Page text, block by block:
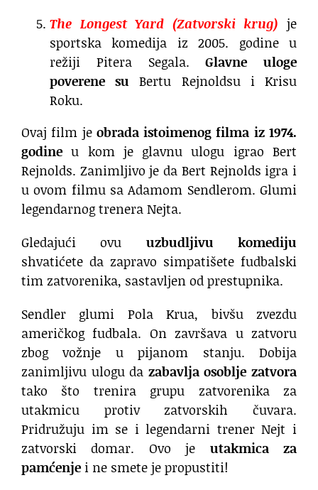
The Longest Yard (Zatvorski krug) je
sportska komedija iz 2005. godine u
režiji Pitera Segala.Glavne uloge
poverene suBertu Rejnoldsu i Krisu
Roku.
Ovaj film je obrada istoimenog filma iz 1974.
godine u kom je glavnu ulogu igrao Bert
Rejnolds. Zanimljivo je da Bert Rejnolds igra i
u ovom filmu sa Adamom Sendlerom. Glumi
legendarnog trenera Nejta.
Gledajući ovu uzbudljivu komediju
shvatićete da zapravo simpatišete fudbalski
tim zatvorenika, sastavljen od prestupnika.
Sendler glumi Pola Krua, bivšu zvezdu
američkog fudbala. On završava u zatvoru
zbog vožnje u pijanom stanju. Dobija
zanimljivu ulogu da zabavlja osoblje zatvora
tako što trenira grupu zatvorenika za
utakmicu protiv zatvorskih čuvara.
Pridružuju im se i legendarni trener Nejt i
zatvorski domar. Ovo je utakmica za
pamćenje i ne smete je propustiti!